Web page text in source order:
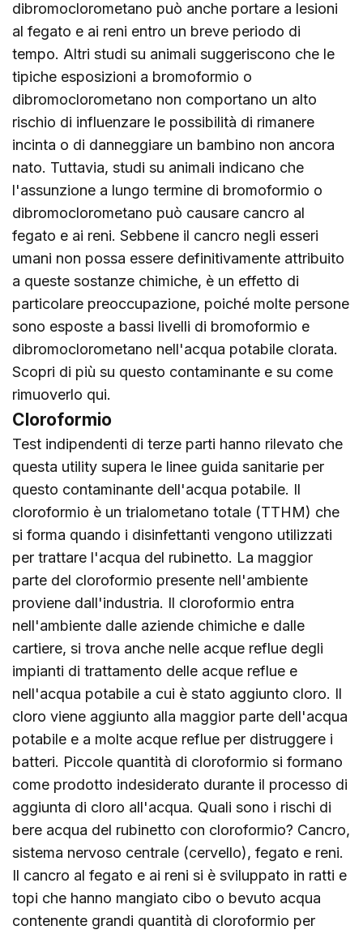
dibromoclorometano può anche portare a lesioni
al fegato e ai reni entro un breve periodo di
tempo. Altri studi su animali suggeriscono che le
tipiche esposizioni a bromoformio o
dibromoclorometano non comportano un alto
rischio di influenzare le possibilità di rimanere
incinta o di danneggiare un bambino non ancora
nato. Tuttavia, studi su animali indicano che
l'assunzione a lungo termine di bromoformio o
dibromoclorometano può causare cancro al
fegato e ai reni. Sebbene il cancro negli esseri
umani non possa essere definitivamente attribuito
a queste sostanze chimiche, è un effetto di
particolare preoccupazione, poiché molte persone
sono esposte a bassi livelli di bromoformio e
dibromoclorometano nell'acqua potabile clorata.
Scopri di più su questo contaminante e su come
rimuoverlo qui.
Cloroformio
Test indipendenti di terze parti hanno rilevato che
questa utility supera le linee guida sanitarie per
questo contaminante dell'acqua potabile. Il
cloroformio è un trialometano totale (TTHM) che
si forma quando i disinfettanti vengono utilizzati
per trattare l'acqua del rubinetto. La maggior
parte del cloroformio presente nell'ambiente
proviene dall'industria. Il cloroformio entra
nell'ambiente dalle aziende chimiche e dalle
cartiere, si trova anche nelle acque reflue degli
impianti di trattamento delle acque reflue e
nell'acqua potabile a cui è stato aggiunto cloro. Il
cloro viene aggiunto alla maggior parte dell'acqua
potabile e a molte acque reflue per distruggere i
batteri. Piccole quantità di cloroformio si formano
come prodotto indesiderato durante il processo di
aggiunta di cloro all'acqua. Quali sono i rischi di
bere acqua del rubinetto con cloroformio? Cancro,
sistema nervoso centrale (cervello), fegato e reni.
Il cancro al fegato e ai reni si è sviluppato in ratti e
topi che hanno mangiato cibo o bevuto acqua
contenente grandi quantità di cloroformio per